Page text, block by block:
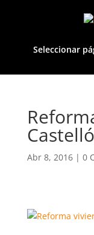
Seleccionar
Abr 8, 2016| 0